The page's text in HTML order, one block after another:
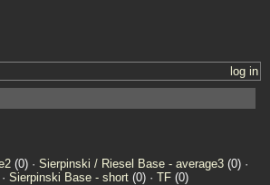
log in
(0) · Sierpinski / Riesel Base - average3(0) ·
Sierpinski Base - short(0) · TF(0)